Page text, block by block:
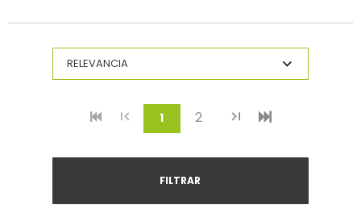
1(current)
2
FILTRAR